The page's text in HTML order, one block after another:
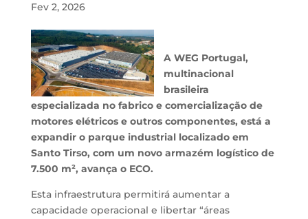
Fev 2, 2026
A WEG Portugal,
multinacional
brasileira
especializada no fabrico e comercialização de
motores elétricos e outros componentes, está a
expandir o parque industrial localizado em
Santo Tirso, com um novo armazém logístico de
7.500 m², avança o ECO.
Esta infraestrutura permitirá aumentar a
capacidade operacional e libertar “áreas